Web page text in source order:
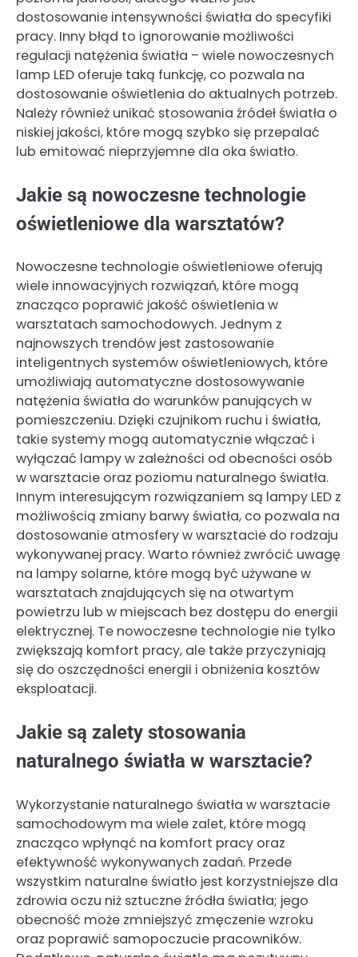
dostosowanie intensywności światła do specyfiki
pracy. Inny błąd to ignorowanie możliwości
regulacji natężenia światła – wiele nowoczesnych
lamp LED oferuje taką funkcję, co pozwala na
dostosowanie oświetlenia do aktualnych potrzeb.
Należy również unikać stosowania źródeł światła o
niskiej jakości, które mogą szybko się przepalać
lub emitować nieprzyjemne dla oka światło.
Jakie są nowoczesne technologie
oświetleniowe dla warsztatów?
Nowoczesne technologie oświetleniowe oferują
wiele innowacyjnych rozwiązań, które mogą
znacząco poprawić jakość oświetlenia w
warsztatach samochodowych. Jednym z
najnowszych trendów jest zastosowanie
inteligentnych systemów oświetleniowych, które
umożliwiają automatyczne dostosowywanie
natężenia światła do warunków panujących w
pomieszczeniu. Dzięki czujnikom ruchu i światła,
takie systemy mogą automatycznie włączać i
wyłączać lampy w zależności od obecności osób
w warsztacie oraz poziomu naturalnego światła.
Innym interesującym rozwiązaniem są lampy LED z
możliwością zmiany barwy światła, co pozwala na
dostosowanie atmosfery w warsztacie do rodzaju
wykonywanej pracy. Warto również zwrócić uwagę
na lampy solarne, które mogą być używane w
warsztatach znajdujących się na otwartym
powietrzu lub w miejscach bez dostępu do energii
elektrycznej. Te nowoczesne technologie nie tylko
zwiększają komfort pracy, ale także przyczyniają
się do oszczędności energii i obniżenia kosztów
eksploatacji.
Jakie są zalety stosowania
naturalnego światła w warsztacie?
Wykorzystanie naturalnego światła w warsztacie
samochodowym ma wiele zalet, które mogą
znacząco wpłynąć na komfort pracy oraz
efektywność wykonywanych zadań. Przede
wszystkim naturalne światło jest korzystniejsze dla
zdrowia oczu niż sztuczne źródła światła; jego
obecność może zmniejszyć zmęczenie wzroku
oraz poprawić samopoczucie pracowników.